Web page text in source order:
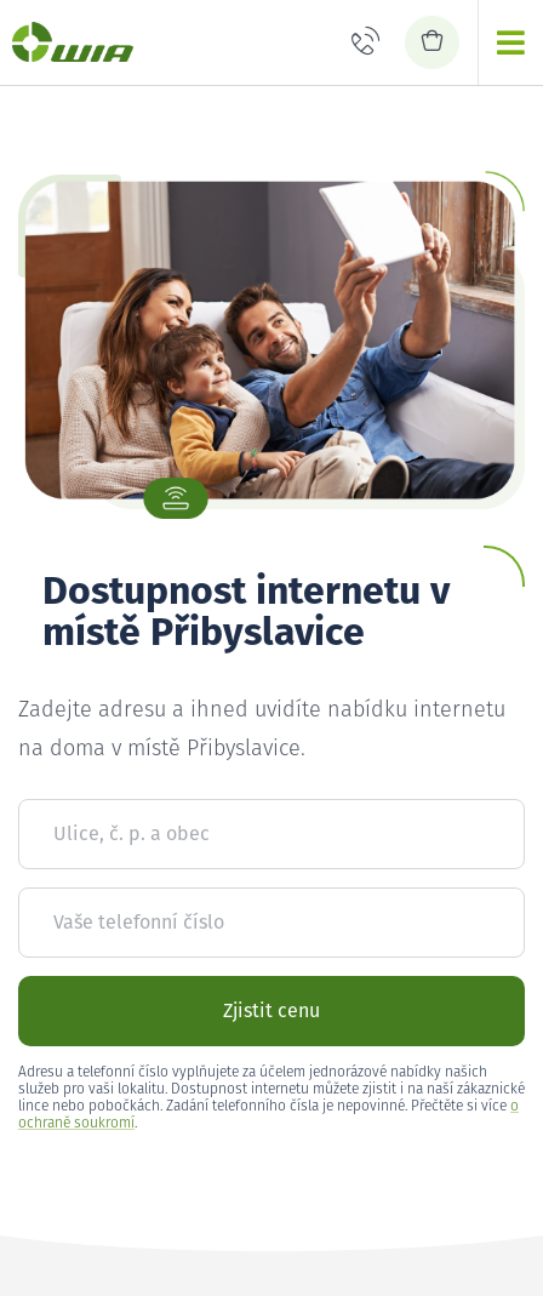
Dostupnost internetu v
místě Přibyslavice
Zadejte adresu a ihned uvidíte nabídku internetu
na doma v místě Přibyslavice.
Ulice, č. p. a obec
Vaše telefonní číslo
Zjistit cenu
Adresu a telefonní číslo vyplňujete za účelem jednorázové nabídky našich
služeb pro vaši lokalitu. Dostupnost internetu můžete zjistit i na naší zákaznické
lince nebo pobočkách. Zadání telefonního čísla je nepovinné. Přečtěte si více o
ochraně soukromí.